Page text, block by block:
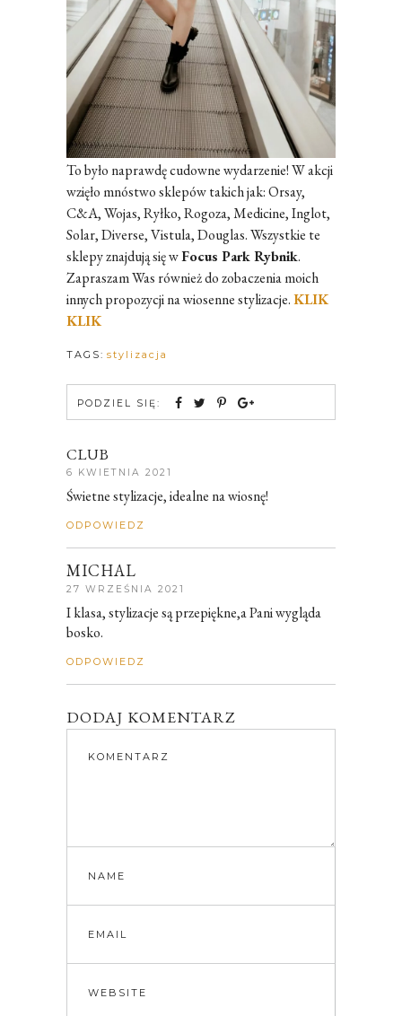
To było naprawdę cudowne wydarzenie! W akcji
wzięło mnóstwo sklepów takich jak: Orsay,
C&A, Wojas, Ryłko, Rogoza, Medicine, Inglot,
Solar, Diverse, Vistula, Douglas. Wszystkie te
sklepy znajdują się wFocus Park Rybnik.
Zapraszam Was również do zobaczenia moich
innych propozycji na wiosenne stylizacje.KLIK
KLIK
TAGS: stylizacja
PODZIEL SIĘ:
CLUB
6 KWIETNIA 2021
Świetne stylizacje, idealne na wiosnę!
ODPOWIEDZ
MICHAL
27 WRZEŚNIA 2021
I klasa, stylizacje są przepiękne,a Pani wygląda
bosko.
ODPOWIEDZ
DODAJ KOMENTARZ